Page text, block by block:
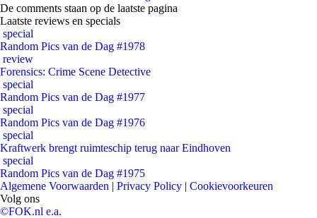
De comments staan op de laatste pagina
Laatste reviews en specials
special
Random Pics van de Dag #1978
review
Forensics: Crime Scene Detective
special
Random Pics van de Dag #1977
special
Random Pics van de Dag #1976
special
Kraftwerk brengt ruimteschip terug naar Eindhoven
special
Random Pics van de Dag #1975
Algemene Voorwaarden | Privacy Policy | Cookievoorkeuren
Volg ons
©FOK.nl e.a.